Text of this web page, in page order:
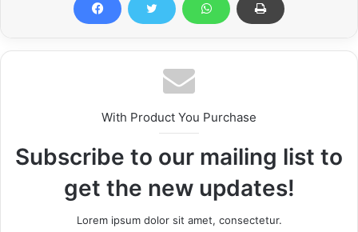
With Product You Purchase
Subscribe to our mailing list to
get the new updates!
Lorem ipsum dolor sit amet, consectetur.